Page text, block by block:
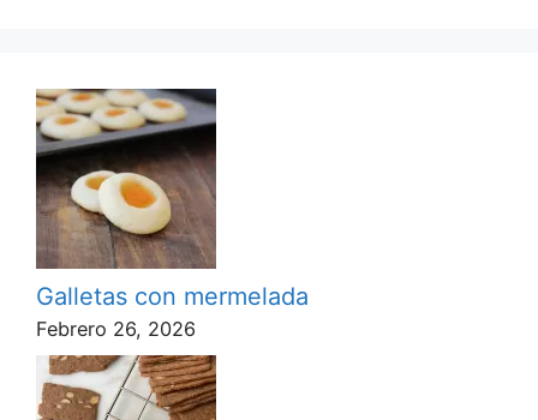
Galletas con mermelada
Febrero 26, 2026